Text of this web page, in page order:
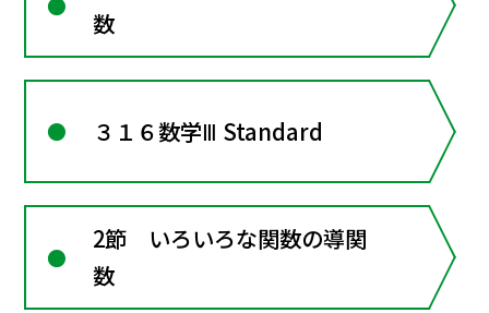
数
３１６数学Ⅲ Standard
2節 いろいろな関数の導関
数